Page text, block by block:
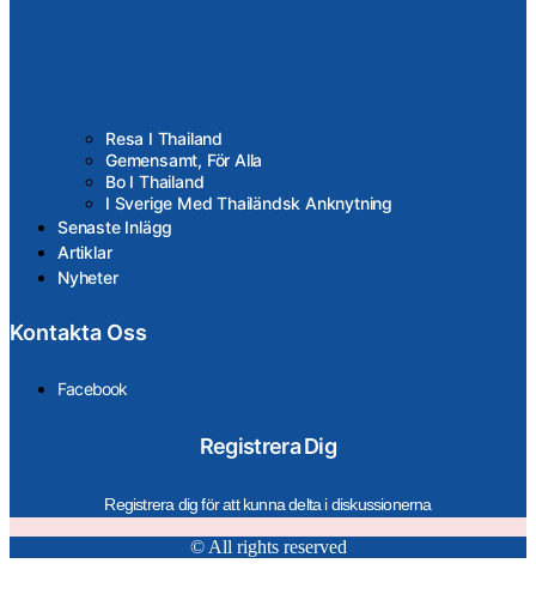
Resa I Thailand
Gemensamt, För Alla
Bo I Thailand
I Sverige Med Thailändsk Anknytning
Senaste Inlägg
Artiklar
Nyheter
Kontakta Oss
Facebook
Registrera Dig
Registrera dig för att kunna delta i diskussionerna
© All rights reserved